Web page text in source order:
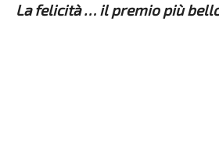
La felicità … il premio più